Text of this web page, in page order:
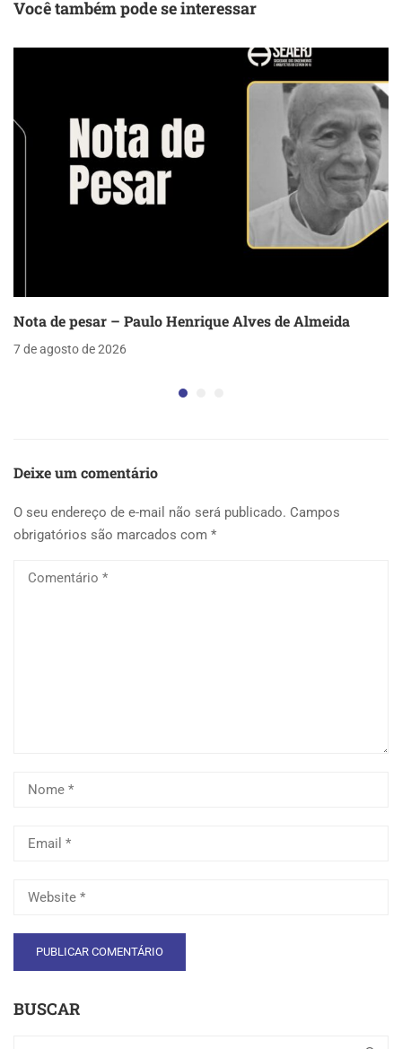
Você também pode se interessar
Nota de pesar – Paulo Henrique Alves de Almeida
7 de agosto de 2026
Deixe um comentário
O seu endereço de e-mail não será publicado. Campos
obrigatórios são marcados com *
BUSCAR